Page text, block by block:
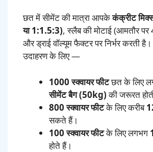
छत में सीमेंट की मात्रा आपकेकंक्रीट
या 1:1.5:3), स्लैब की मोटाई (आमतौर
और ड्राई वॉल्यूम फैक्टर पर निर्भर करती है।
उदाहरण के लिए —
1000 स्क्वायर फीटछत के लिए
सीमेंट बैग (50kg)की जरूरत
800 स्क्वायर फीटके लिए करीब
सकते हैं।
100 स्क्वायर फीटके लिए लगभग
होते हैं।